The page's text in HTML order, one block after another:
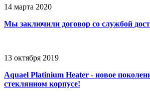
14 марта 2020
Мы заключили договор со службой
13 октября 2019
Aquael Platinium Heater - новое
стеклянном корпусе!